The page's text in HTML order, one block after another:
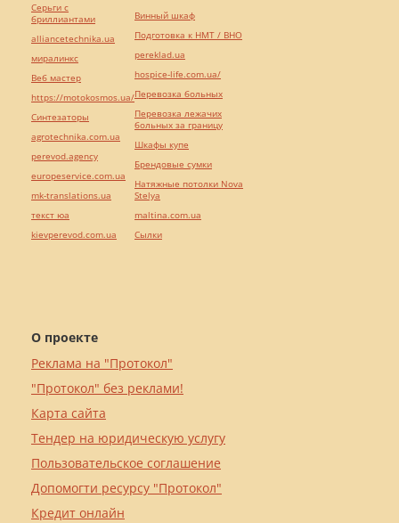
О проекте
Реклама на "Протокол"
"Протокол" без реклами!
Карта сайта
Тендер на юридическую услугу
Пользовательское соглашение
Допомогти ресурсу "Протокол"
Кредит онлайн
Серьги с
бриллиантами
alliancetechnika.ua
миралинкс
Веб мастер
https://motokosmos.ua/
Синтезаторы
agrotechnika.com.ua
perevod.agency
europeservice.com.ua
mk-translations.ua
текст юа
kievperevod.com.ua
Винный шкаф
Подготовка к НМТ / ВНО
pereklad.ua
hospice-life.com.ua/
Перевозка больных
Перевозка лежачих
больных за границу
Шкафы купе
Брендовые сумки
Натяжные потолки Nova
Stelya
maltina.com.ua
Cылки